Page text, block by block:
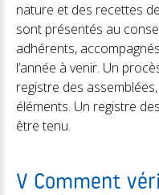
nature et des recettes
sont présentés au
adhérents,
l’année à venir. Un
registre des
éléments. Un registre
être tenu.
V Comment